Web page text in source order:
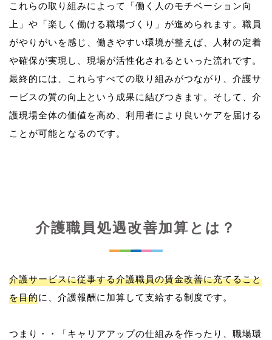
これらの取り組みによって「働く人のモチベーション向
上」や「楽しく働ける職場づくり」が進められます。職員
がやりがいを感じ、働きやすい環境が整えば、人材の定着
や確保が実現し、現場が活性化されるといった流れです。
最終的には、これらすべての取り組みがつながり、介護サ
ービスの質の向上という成果に結びつきます。そして、介
護現場全体の価値を高め、利用者により良いケアを届ける
介護職員処遇改善加算とは？
介護サービスに従事する介護職員の賃金改善に充てること
を目的に、介護報酬に加算して支給する制度です。
つまり・・「キャリアアップの仕組みを作ったり、職場環